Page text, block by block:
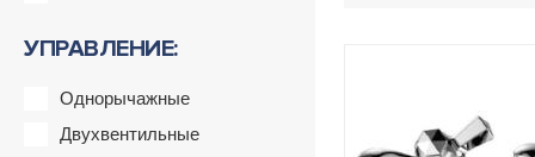
УПРАВЛЕНИЕ:
Однорычажные
Двухвентильные